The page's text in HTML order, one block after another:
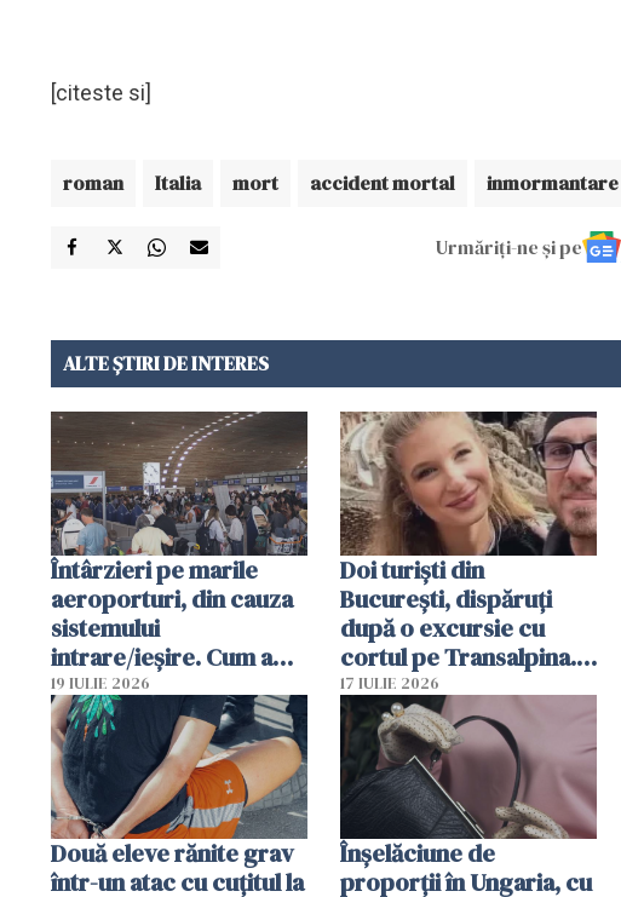
[citeste si]
roman Italia mort accident mortal inmormantare
Urmăriți-ne și pe
ALTE ȘTIRI DE INTERES
Întârzieri pe marile
aeroporturi, din cauza
sistemului
intrare/ieșire. Cum a
ajuns o femeie să fie
arestată în Cluj-Napoca
19 IULIE 2026
Doi turiști din
București, dispăruți
după o excursie cu
cortul pe Transalpina.
Poliția și familia îi caută
17 IULIE 2026
Două eleve rănite grav
într-un atac cu cuțitul la
Înșelăciune de
proporții în Ungaria, cu